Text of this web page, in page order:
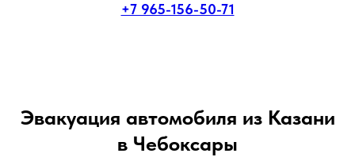
+7 965-156-50-71
Эвакуация автомобиля из Казани
в Чебоксары